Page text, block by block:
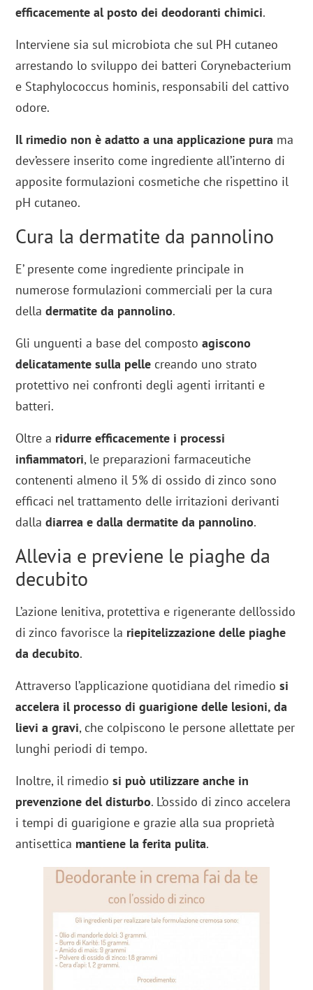
efficacemente al posto dei deodoranti chimici.
Interviene sia sul microbiota che sul PH cutaneo
arrestando lo sviluppo dei batteri Corynebacterium
e Staphylococcus hominis, responsabili del cattivo
odore.
Il rimedio non è adatto a una applicazione pura ma
dev’essere inserito come ingrediente all’interno di
apposite formulazioni cosmetiche che rispettino il
pH cutaneo.
Cura la dermatite da pannolino
E’ presente come ingrediente principale in
numerose formulazioni commerciali per la cura
delladermatite da pannolino.
Gli unguenti a base del compostoagiscono
delicatamente sulla pelle creando uno strato
protettivo nei confronti degli agenti irritanti e
batteri.
Oltre a ridurre efficacemente i processi
infiammatori, le preparazioni farmaceutiche
contenenti almeno il 5% di ossido di zinco sono
efficaci nel trattamento delle irritazioni derivanti
dalladiarrea e dalla dermatite da pannolino.
Allevia e previene le piaghe da
decubito
L’azione lenitiva, protettiva e rigenerante dell’ossido
di zinco favorisce la riepitelizzazione delle piaghe
da decubito.
Attraverso l’applicazione quotidiana del rimediosi
accelera il processo di guarigione delle lesioni, da
lievi a gravi, che colpiscono le persone allettate per
lunghi periodi di tempo.
Inoltre, il rimediosi può utilizzare anche in
prevenzione del disturbo. L’ossido di zinco accelera
i tempi di guarigione e grazie alla sua proprietà
antisettica mantiene la ferita pulita.